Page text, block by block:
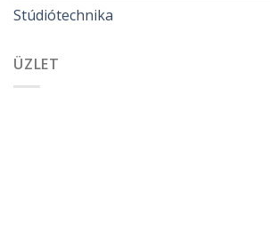
Stúdiótechnika
ÜZLET